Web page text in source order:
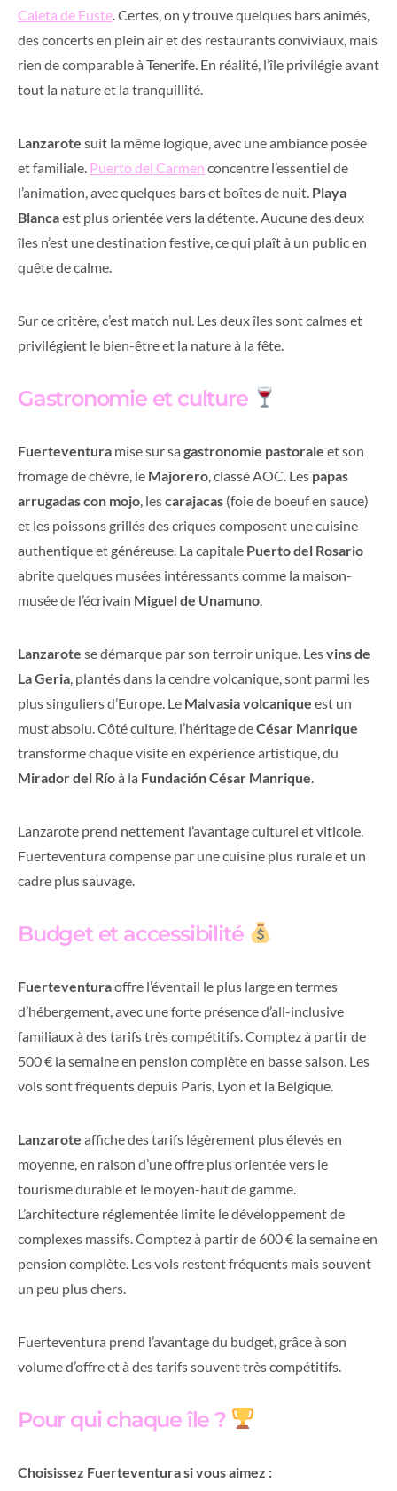
Caleta de Fuste. Certes, on y trouve quelques bars animés,
des concerts en plein air et des restaurants conviviaux, mais
rien de comparable à Tenerife. En réalité, l’île privilégie avant
tout la nature et la tranquillité.
Lanzarote suit la même logique, avec une ambiance posée
et familiale. Puerto del Carmen concentre l’essentiel de
l’animation, avec quelques bars et boîtes de nuit. Playa
Blancaest plus orientée vers la détente. Aucune des deux
îles n’est une destination festive, ce qui plaît à un public en
quête de calme.
Sur ce critère, c’est match nul. Les deux îles sont calmes et
privilégient le bien-être et la nature à la fête.
Gastronomie et culture
Fuerteventura mise sur sa gastronomie pastorale et son
fromage de chèvre, le Majorero, classé AOC. Les papas
arrugadas con mojo, lescarajacas (foie de boeuf en sauce)
et les poissons grillés des criques composent une cuisine
authentique et généreuse. La capitale Puerto del Rosario
abrite quelques musées intéressants comme la maison-
musée de l’écrivain Miguel de Unamuno.
Lanzarote se démarque par son terroir unique. Lesvins de
La Geria, plantés dans la cendre volcanique, sont parmi les
plus singuliers d’Europe. Le Malvasia volcanique est un
must absolu. Côté culture, l’héritage deCésar Manrique
transforme chaque visite en expérience artistique, du
Mirador del Ríoà la Fundación César Manrique.
Lanzarote prend nettement l’avantage culturel et viticole.
Fuerteventura compense par une cuisine plus rurale et un
cadre plus sauvage.
Budget et accessibilité
Fuerteventuraoffre l’éventail le plus large en termes
d’hébergement, avec une forte présence d’all-inclusive
familiaux à des tarifs très compétitifs. Comptez à partir de
500 € la semaine en pension complète en basse saison. Les
vols sont fréquents depuis Paris, Lyon et la Belgique.
Lanzarote affiche des tarifs légèrement plus élevés en
moyenne, en raison d’une offre plus orientée vers le
tourisme durable et le moyen-haut de gamme.
L’architecture réglementée limite le développement de
complexes massifs. Comptez à partir de 600 € la semaine en
pension complète. Les vols restent fréquents mais souvent
un peu plus chers.
Fuerteventura prend l’avantage du budget, grâce à son
volume d’offre et à des tarifs souvent très compétitifs.
Pour qui chaque île ?
Choisissez Fuerteventura si vous aimez :